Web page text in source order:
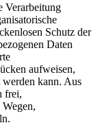
Schutz der
Daten
aufweisen,
werden kann. Aus
frei,